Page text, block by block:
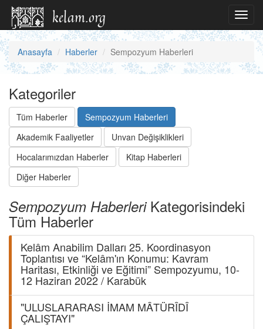
Anasayfa Haberler Sempozyum Haberleri
Kategoriler
Tüm Haberler
Sempozyum Haberleri
Akademik Faaliyetler
Unvan Değişiklikleri
Hocalarımızdan Haberler
Kitap Haberleri
Diğer Haberler
Sempozyum HaberleriKategorisindeki
Tüm Haberler
Kelâm Anabilim Dalları 25. Koordinasyon
Toplantısı ve “Kelâm'ın Konumu: Kavram
Haritası, Etkinliği ve Eğitimi” Sempozyumu, 10-
12 Haziran 2022 / Karabük
"ULUSLARARASI İMAM MÂTÜRÎDÎ
ÇALIŞTAYI"